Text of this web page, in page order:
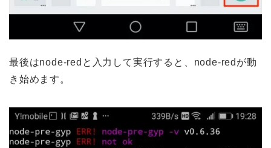
最後はnode-redと入力して実行すると、node-redが動
き始めます。